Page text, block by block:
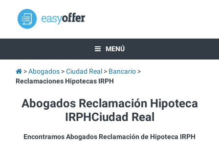
MENÚ
Abogados Ciudad Real
Bancario
Reclamaciones Hipotecas IRPH
Abogados Reclamación Hipoteca
IRPHCiudad Real
Encontramos Abogados Reclamación de Hipoteca IRPH